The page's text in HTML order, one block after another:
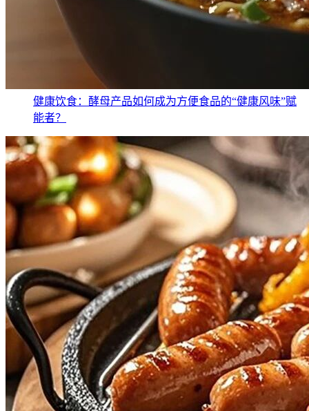
健康饮食：酵母产品如何成为方便食品的“健康风味”赋
能者？